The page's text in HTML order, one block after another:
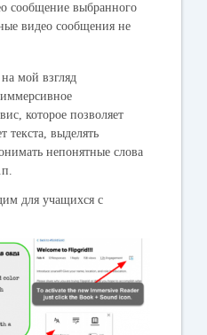
сообщение выбранного
видео сообщения не
мой взгляд
иммерсивное
которое позволяет
текста, выделять
непонятные слова
для учащихся с